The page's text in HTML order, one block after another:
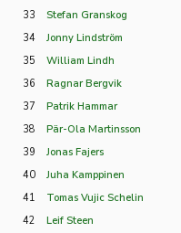
33
Stefan Granskog
34
Jonny Lindström
35
William Lindh
36
Ragnar Bergvik
37
Patrik Hammar
38
Pär-Ola Martinsson
39
Jonas Fajers
40
Juha Kamppinen
41
Tomas Vujic Schelin
42
Leif Steen